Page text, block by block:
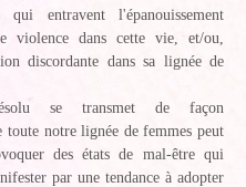
entravent l'épanouissement
dans cette vie, et/ou,
discordante dans sa lignée de
se transmet de façon
notre lignée de femmes peut
des états de mal-être qui
par une tendance à adopter